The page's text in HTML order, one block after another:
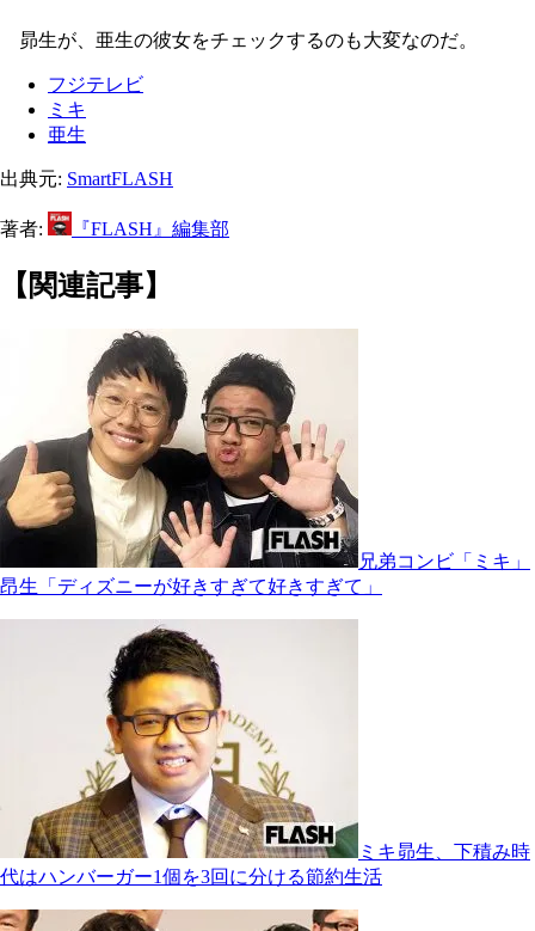
昴生が、亜生の彼女をチェックするのも大変なのだ。
フジテレビ
ミキ
亜生
出典元: SmartFLASH
著者: 『FLASH』編集部
【関連記事】
兄弟コンビ「ミキ」
昂生「ディズニーが好きすぎて好きすぎて」
ミキ昴生、下積み時
代はハンバーガー1個を3回に分ける節約生活